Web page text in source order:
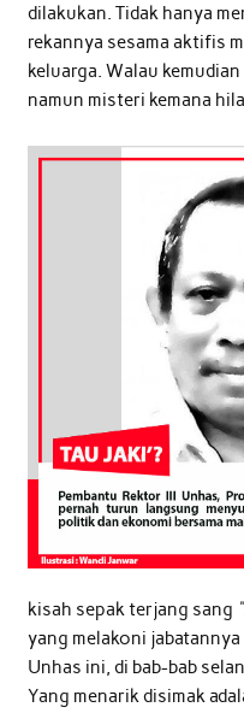
dilakukan. Tidak hanya
rekannya sesama aktifis
keluarga. Walau
namun misteri kemana
kisah sepak terjang sang
yang melakoni jabatannya
Unhas ini, di bab-bab
Yang menarik disimak